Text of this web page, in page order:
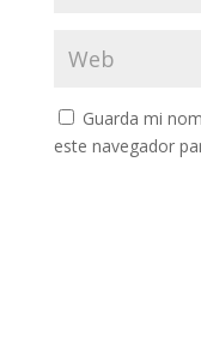
Guarda mi
este navegador